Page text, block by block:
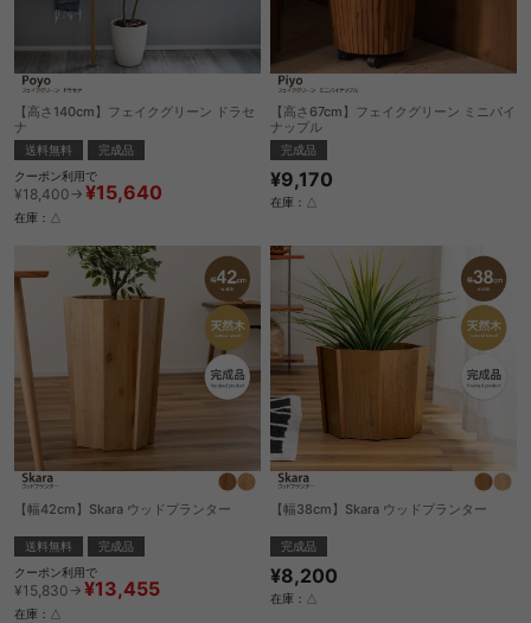
【高さ140cm】フェイクグリーン ドラセ
ナ
送料無料
完成品
クーポン利用で
¥18,400→ ¥15,640
在庫：△
【高さ67cm】フェイクグリーン ミニパイ
ナップル
完成品
¥9,170
在庫：△
【幅42cm】Skara ウッドプランター
送料無料
完成品
クーポン利用で
¥15,830→ ¥13,455
在庫：△
【幅38cm】Skara ウッドプランター
完成品
¥8,200
在庫：△